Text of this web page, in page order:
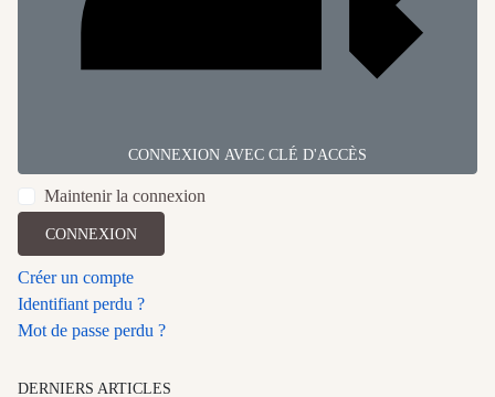
CONNEXION AVEC CLÉ D'ACCÈS
Maintenir la connexion
CONNEXION
Créer un compte
Identifiant perdu ?
Mot de passe perdu ?
DERNIERS ARTICLES